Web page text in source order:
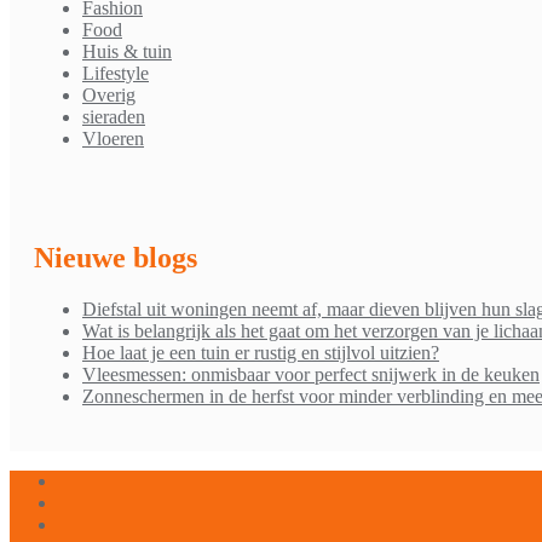
Fashion
Food
Huis & tuin
Lifestyle
Overig
sieraden
Vloeren
Nieuwe blogs
Diefstal uit woningen neemt af, maar dieven blijven hun
Wat is belangrijk als het gaat om het verzorgen van je
Hoe laat je een tuin er rustig en stijlvol uitzien?
Vleesmessen: onmisbaar voor perfect snijwerk in de keuken
Zonneschermen in de herfst voor minder verblinding en